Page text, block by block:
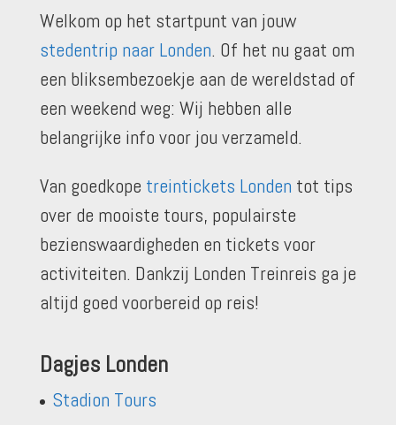
Welkom op het startpunt van jouw
stedentrip naar Londen. Of het nu gaat om
een bliksembezoekje aan de wereldstad of
een weekend weg: Wij hebben alle
belangrijke info voor jou verzameld.
Van goedkope treintickets Londen tot tips
over de mooiste tours, populairste
bezienswaardigheden en tickets voor
activiteiten. Dankzij Londen Treinreis ga je
altijd goed voorbereid op reis!
Dagjes Londen
Stadion Tours